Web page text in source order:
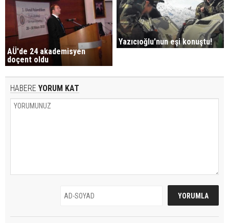
AÜ'de 24 akademisyen
doçent oldu
Yazıcıoğlu'nun eşi konuştu!
HABERE YORUM KAT